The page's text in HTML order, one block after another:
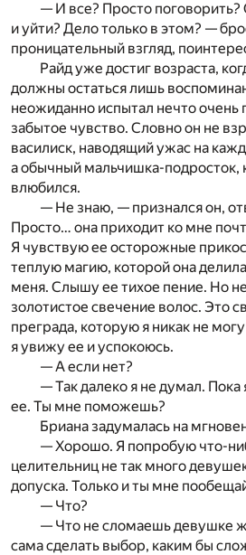
— И все? Просто поговорить?
и уйти? Дело только в этом? —
проницательный взгляд,
Райд уже достиг возраста,
должны остаться лишь
неожиданно испытал нечто очень
забытое чувство. Словно он не
василиск, наводящий ужас на
а обычный мальчишка-подросток,
влюбился.
— Не знаю, — признался он,
Просто… она приходит ко мне
Я чувствую ее осторожные
теплую магию, которой она
меня. Слышу ее тихое пение. Но
золотистое свечение волос. Это
преграда, которую я никак не
я увижу ее и успокоюсь.
— А если нет?
— Так далеко я не думал. Пока
ее. Ты мне поможешь?
Бриана задумалась на
— Хорошо. Я попробую что-
целительниц не так много
допуска. Только и ты мне
— Что?
— Что не сломаешь девушке
сама сделать выбор, каким бы